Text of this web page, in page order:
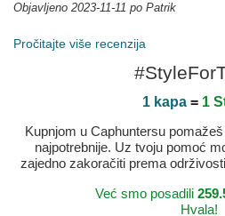
Objavljeno 2023-11-11 po Patrik
Pročitajte više recenzija
1 kapa= 1
Kupnjom u Caphuntersu
najpotrebnije. Uz tvoju pomoć
zajedno zakoračiti prema
Već smo posadili
Hvala!